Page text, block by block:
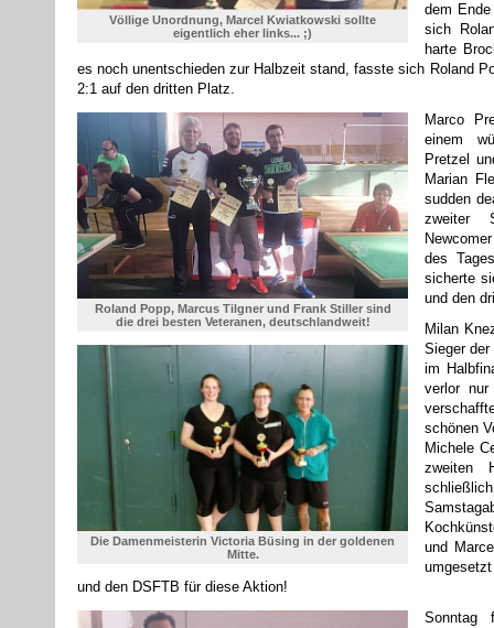
Völlige Unordnung, Marcel Kwiatkowski sollte
eigentlich eher links... ;)
dem
sich
harte
es noch unentschieden zur Halbzeit stand, fasste sich Roland
2:1 auf den dritten Platz.
Roland Popp, Marcus Tilgner und Frank Stiller sind
die drei besten Veteranen, deutschlandweit!
Marco
einem
Pretzel
Marian
sudden
zweiter
des
sicherte
und den
Die Damenmeisterin Victoria Büsing in der goldenen
Mitte.
Milan
Sieger
im
verlor
schönen
Michele
zweiten
und
und den DSFTB für diese Aktion!
Sonntag